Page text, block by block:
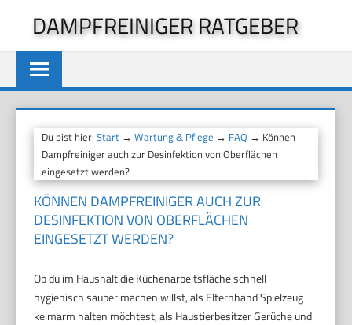
springen
DAMPFREINIGER RATGEBER
Du bist hier:Start →Wartung & Pflege → FAQ → Können
Dampfreiniger auch zur Desinfektion von Oberflächen
eingesetzt werden?
KÖNNEN DAMPFREINIGER AUCH ZUR
DESINFEKTION VON OBERFLÄCHEN
EINGESETZT WERDEN?
Ob du im Haushalt die Küchenarbeitsfläche schnell
hygienisch sauber machen willst, als Elternhand Spielzeug
keimarm halten möchtest, als Haustierbesitzer Gerüche und